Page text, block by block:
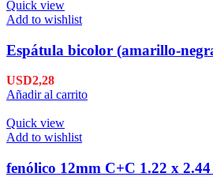
Quick view
Add to wishlist
Espátula bicolor (amarillo-
USD2,28
Añadir al carrito
Quick view
Add to wishlist
fenólico 12mm C+C 1.22 x